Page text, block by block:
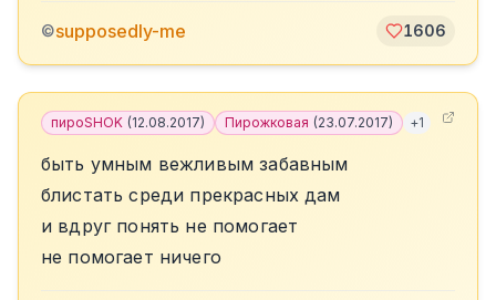
©supposedly-me 1606
пироSHOK (12.08.2017) Пирожковая (23.07.2017) +1
быть умным вежливым забавным
блистать среди прекрасных дам
и вдруг понять не помогает
не помогает ничего